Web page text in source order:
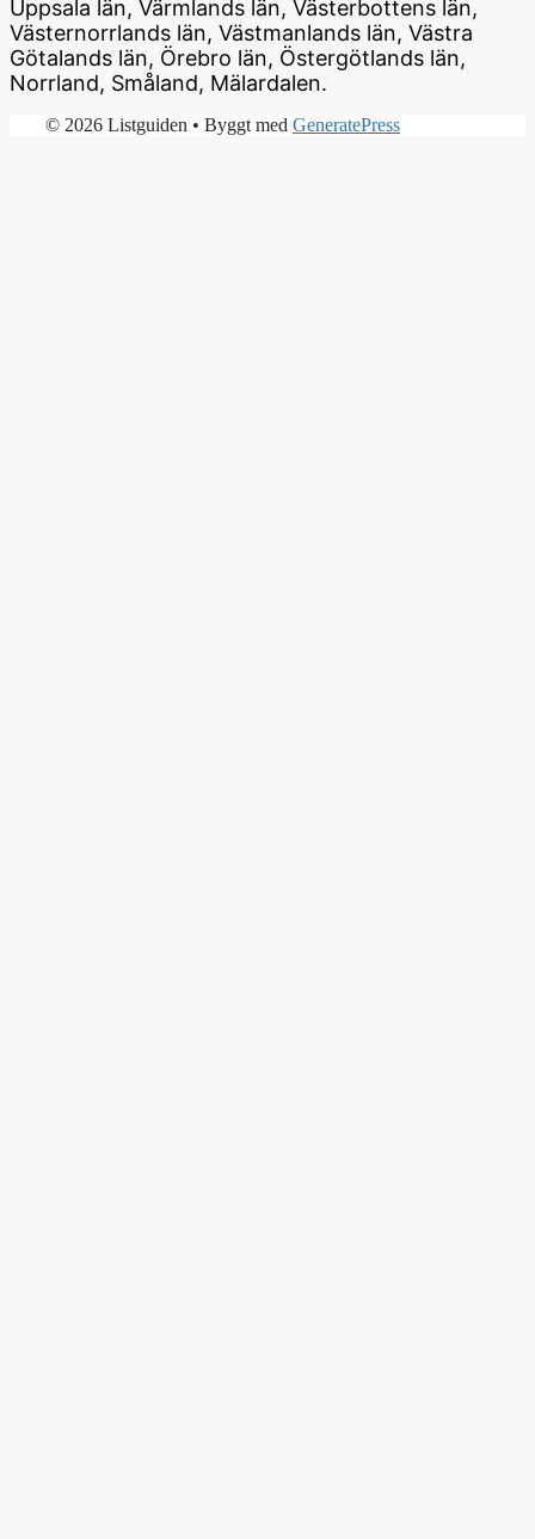
Uppsala län, Värmlands län, Västerbottens län,
Västernorrlands län, Västmanlands län, Västra
Götalands län, Örebro län, Östergötlands län,
Norrland, Småland, Mälardalen.
© 2026 Listguiden • Byggt med GeneratePress